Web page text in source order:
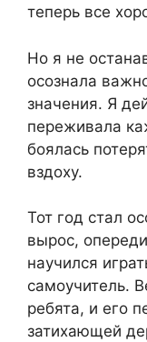
теперь все
Но я не
осознала
значения. Я
переживала
боялась
вздоху.
Тот год стал
вырос,
научился
самоучитель.
ребята, и его
затихающей